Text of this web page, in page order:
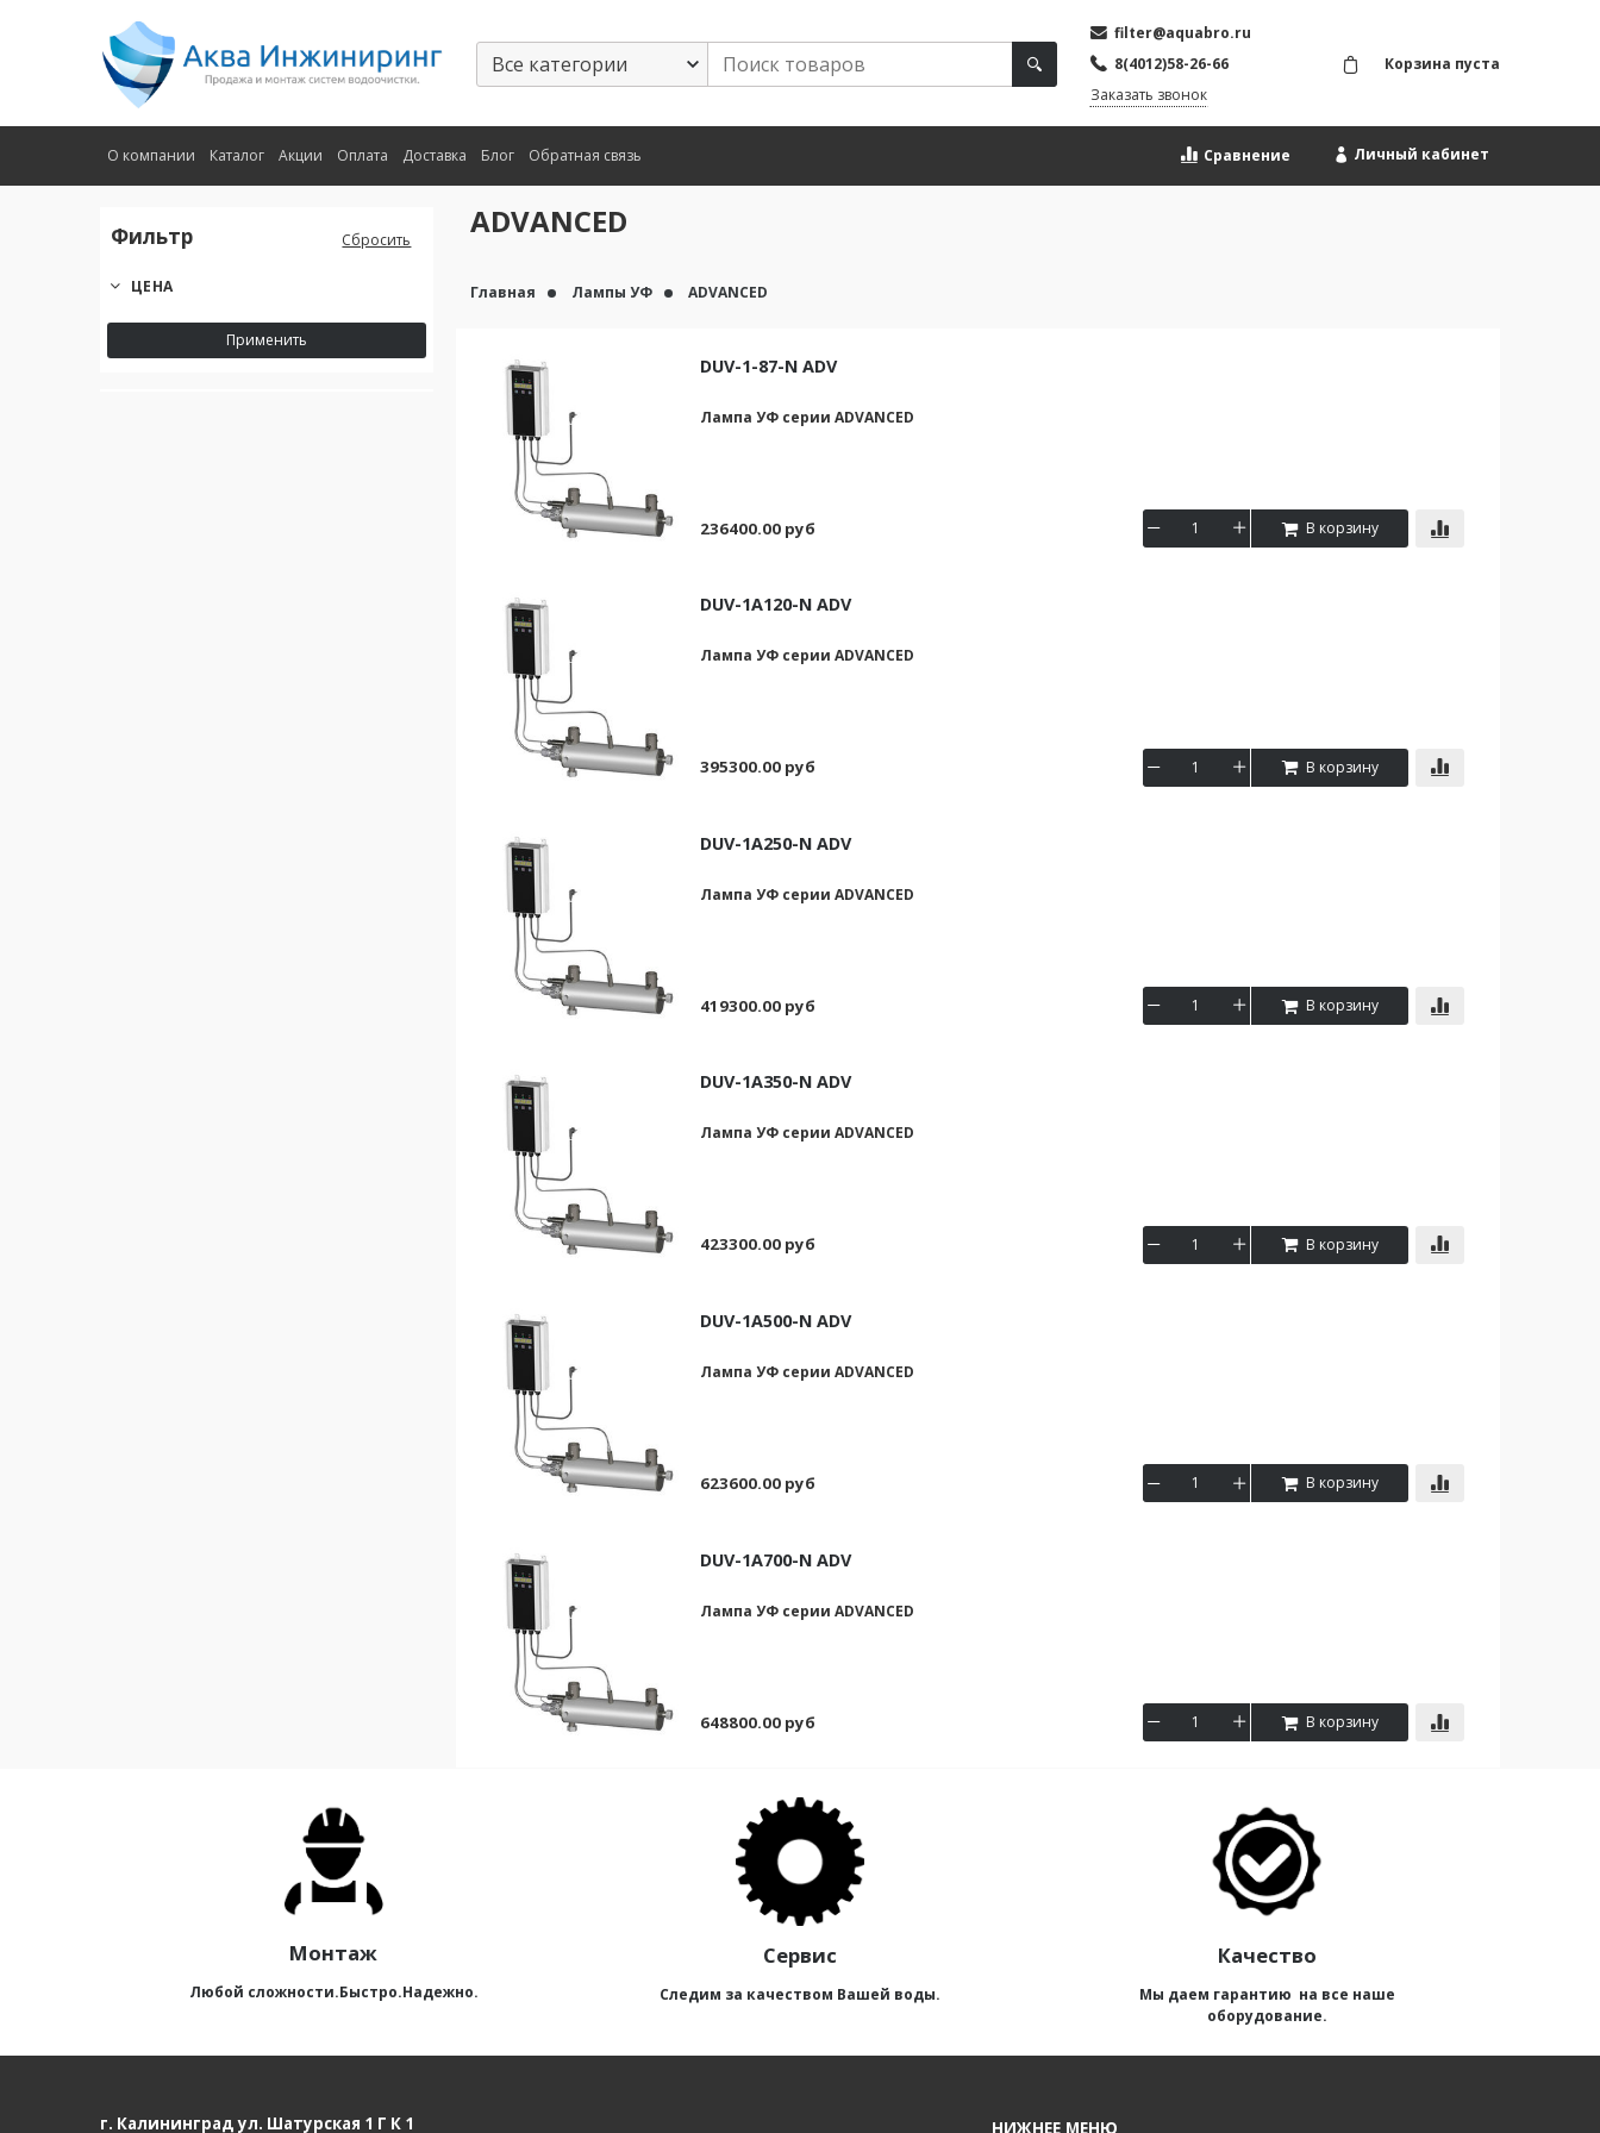
filter@aquabro.ru
8(4012)58-26-66
Заказать звонок
Корзина пуста
Сравнение Личный кабинет
О компании Каталог Акции Оплата Доставка Блог Обратная связь
Фильтр
ЦЕНА
Применить
Сбросить ADVANCED
Главная Лампы УФ ADVANCED
DUV-1-87-N ADV
Лампа УФ серии ADVANCED
236400.00 руб В корзину
DUV-1А120-N ADV
Лампа УФ серии ADVANCED
395300.00 руб В корзину
DUV-1А250-N ADV
Лампа УФ серии ADVANCED
419300.00 руб В корзину
DUV-1А350-N ADV
Лампа УФ серии ADVANCED
423300.00 руб В корзину
DUV-1А500-N ADV
Лампа УФ серии ADVANCED
623600.00 руб В корзину
DUV-1А700-N ADV
Лампа УФ серии ADVANCED
648800.00 руб В корзину
Монтаж
Любой сложности.Быстро.Надежно.
Сервис
Следим за качеством Вашей воды.
Качество
Мы даем гарантию на все наше
оборудование.
г. Калининград ул. Шатурская 1 Г К 1 НИЖНЕЕ МЕНЮ